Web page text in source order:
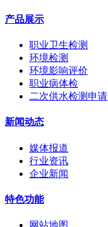
产品展示
职业卫生检测
环境检测
环境影响评价
职业病体检
二次供水检测申请
新闻动态
媒体报道
行业资讯
企业新闻
特色功能